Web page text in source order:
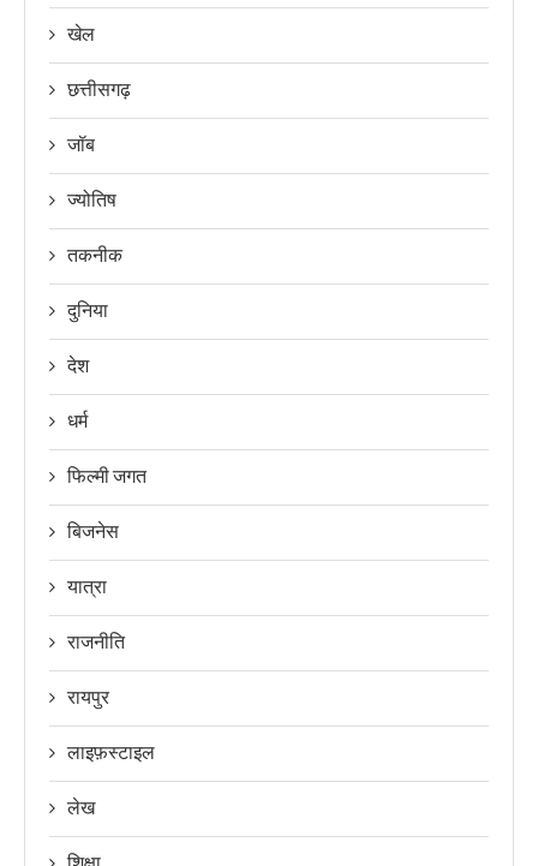
खेल
छत्तीसगढ़
जॉब
ज्योतिष
तकनीक
दुनिया
देश
धर्म
फिल्मी जगत
बिजनेस
यात्रा
राजनीति
रायपुर
लाइफ़स्टाइल
लेख